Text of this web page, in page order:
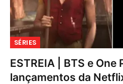
SÉRIES
ESTREIA | BTS e One
lançamentos da